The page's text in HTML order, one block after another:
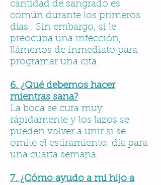
cantidad de sangrado es
común durante los primeros
días . Sin embargo, si le
preocupa una infección,
llámenos de inmediato para
programar una cita.
6. ¿Qué debemos hacer
mientras sana?
La boca se cura muy
rápidamente y los lazos se
pueden volver a unir si se
omite el estiramiento. día para
una cuarta semana.
7. ¿Cómo ayudo a mi hijo a